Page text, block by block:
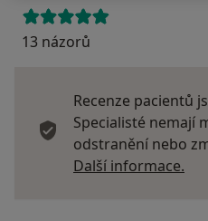
13 názorů
Recenze pacientů
Specialisté nemají
odstranění nebo
Další informace.